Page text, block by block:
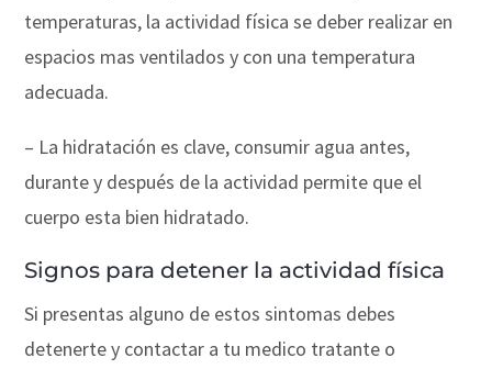
temperaturas, la actividad física se deber realizar en
espacios mas ventilados y con una temperatura
adecuada.
– La hidratación es clave, consumir agua antes,
durante y después de la actividad permite que el
cuerpo esta bien hidratado.
Signos para detener la actividad física
Si presentas alguno de estos sintomas debes
detenerte y contactar a tu medico tratante o